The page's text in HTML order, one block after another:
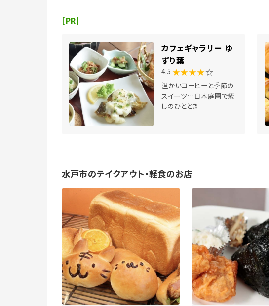
[PR]
カフェギャラリー ゆ
ずり葉
4.5 ★★★★☆
温かいコーヒーと季節の
スイーツ…日本庭園で癒
しのひととき
水戸市のテイクアウト・軽食のお店